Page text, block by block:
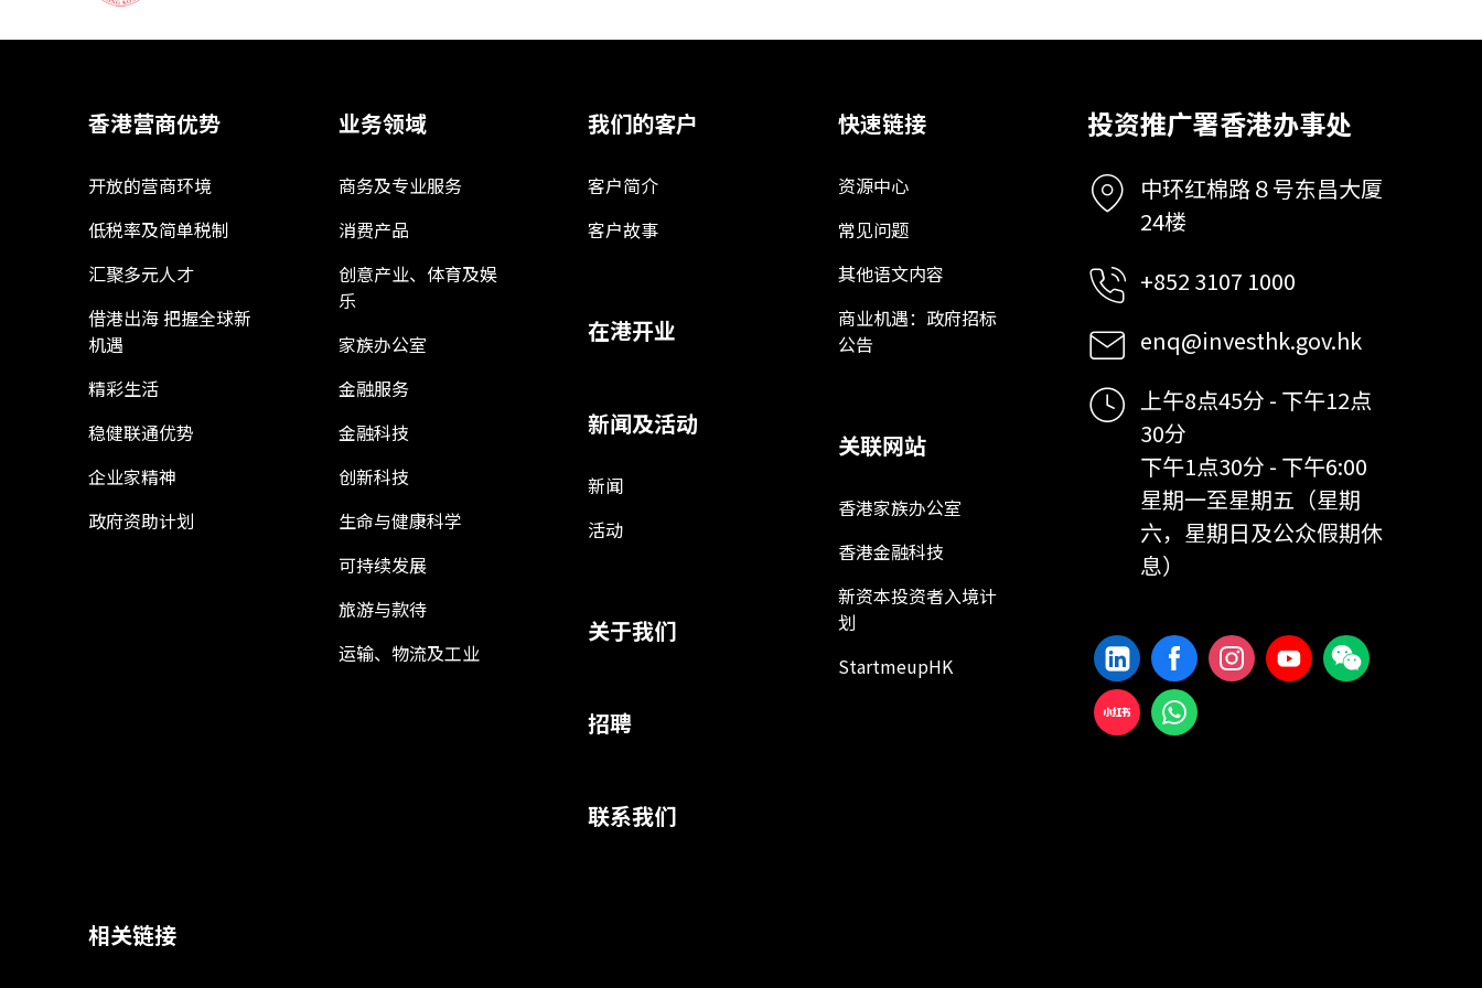
香港营商优势
开放的营商环境
低税率及简单税制
汇聚多元人才
借港出海 把握全球新
机遇
精彩生活
稳健联通优势
企业家精神
政府资助计划
业务领域
商务及专业服务
消费产品
创意产业、体育及娱
乐
家族办公室
金融服务
金融科技
创新科技
生命与健康科学
可持续发展
旅游与款待
运输、物流及工业
我们的客户
客户简介
客户故事
在港开业
新闻及活动
新闻
活动
关于我们
招聘
联系我们
快速链接
资源中心
常见问题
其他语文内容
商业机遇：政府招标
公告
关联网站
香港家族办公室
香港金融科技
新资本投资者入境计
划
StartmeupHK
相关链接
投资推广署香港办事处
中环红棉路８号东昌大厦
24楼
+852 3107 1000
enq@investhk.gov.hk
上午8点45分 - 下午12点
30分
下午1点30分 - 下午6:00
星期一至星期五（星期
六，星期日及公众假期休
息）